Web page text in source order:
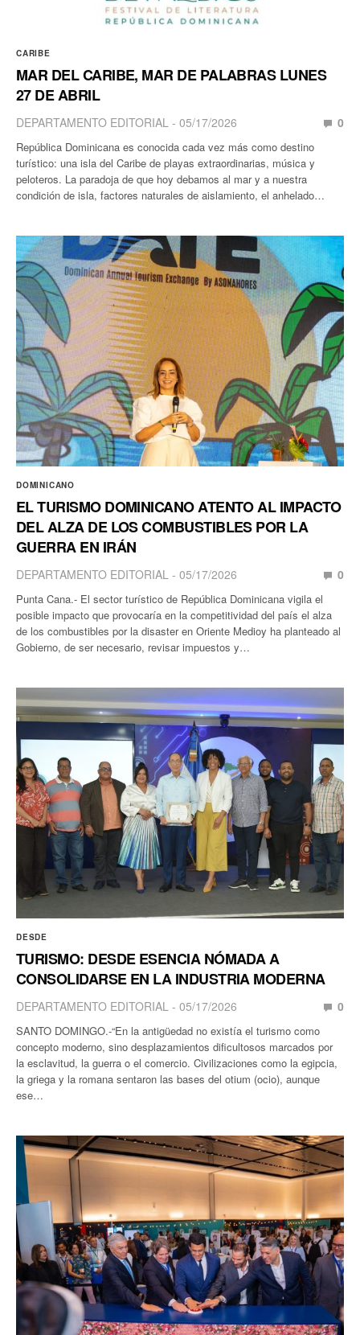
CARIBE
MAR DEL CARIBE, MAR DE PALABRAS LUNES
27 DE ABRIL
DEPARTAMENTO EDITORIAL 05/17/2026 0
República Dominicana es conocida cada vez más como destino
turístico: una isla del Caribe de playas extraordinarias, música y
peloteros. La paradoja de que hoy debamos al mar y a nuestra
condición de isla, factores naturales de aislamiento, el anhelado…
DOMINICANO
EL TURISMO DOMINICANO ATENTO AL IMPACTO
DEL ALZA DE LOS COMBUSTIBLES POR LA
GUERRA EN IRÁN
DEPARTAMENTO EDITORIAL 05/17/2026 0
Punta Cana.- El sector turístico de República Dominicana vigila el
posible impacto que provocaría en la competitividad del país el alza
de los combustibles por la disaster en Oriente Medioy ha planteado al
Gobierno, de ser necesario, revisar impuestos y…
DESDE
TURISMO: DESDE ESENCIA NÓMADA A
CONSOLIDARSE EN LA INDUSTRIA MODERNA
DEPARTAMENTO EDITORIAL 05/17/2026 0
SANTO DOMINGO.-“En la antigüedad no existía el turismo como
concepto moderno, sino desplazamientos dificultosos marcados por
la esclavitud, la guerra o el comercio. Civilizaciones como la egipcia,
la griega y la romana sentaron las bases del otium (ocio), aunque
ese…